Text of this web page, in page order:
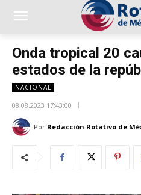
Onda tropical 20
estados de la
NACIONAL
08.08.2023 17:43:00
Por Redacción Rotativo de